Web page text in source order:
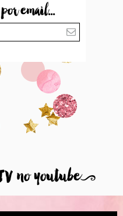
email...
no youtube9